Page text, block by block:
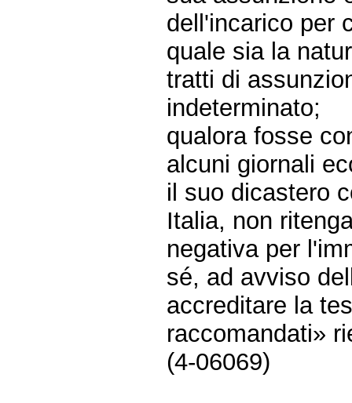
dell'incarico per
quale sia la
tratti di
indeterminato;
qualora fosse
alcuni giornali
il suo dicastero
Italia, non
negativa per
sé, ad avviso
accreditare la
raccomandati»
(4-06069)